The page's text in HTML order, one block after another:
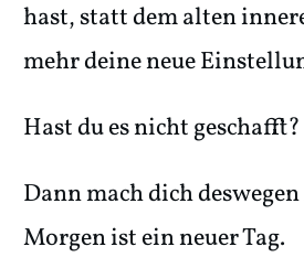
hast, statt dem alten
mehr deine neue
Hast du es nicht geschafft?
Dann mach dich
Morgen ist ein neuer Tag.